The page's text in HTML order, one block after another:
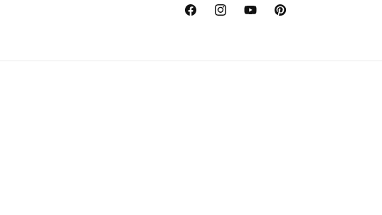
FacebookInstagramYouTubePinterest